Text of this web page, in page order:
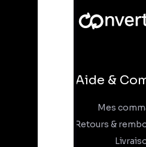
Aide &
Mes
Retours &